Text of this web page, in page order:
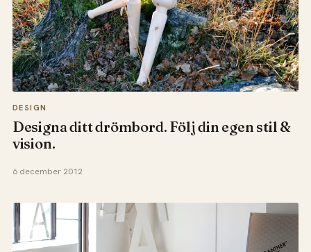
DESIGN
Designa ditt drömbord. Följ din egen stil &
vision.
6 december 2012